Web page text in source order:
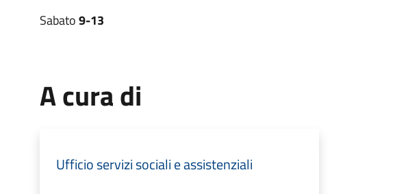
Sabato9-13
A cura di
Ufficio servizi sociali e assistenziali